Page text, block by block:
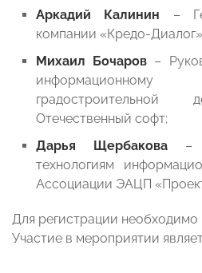
Аркадий Калинин –
компании «Кредо-
Михаил Бочаров –
градостроительной
Отечественный софт;
Дарья Щербакова–
технологиям
Ассоциации ЭАЦП
Для регистрации необходимо
Участие в мероприятии